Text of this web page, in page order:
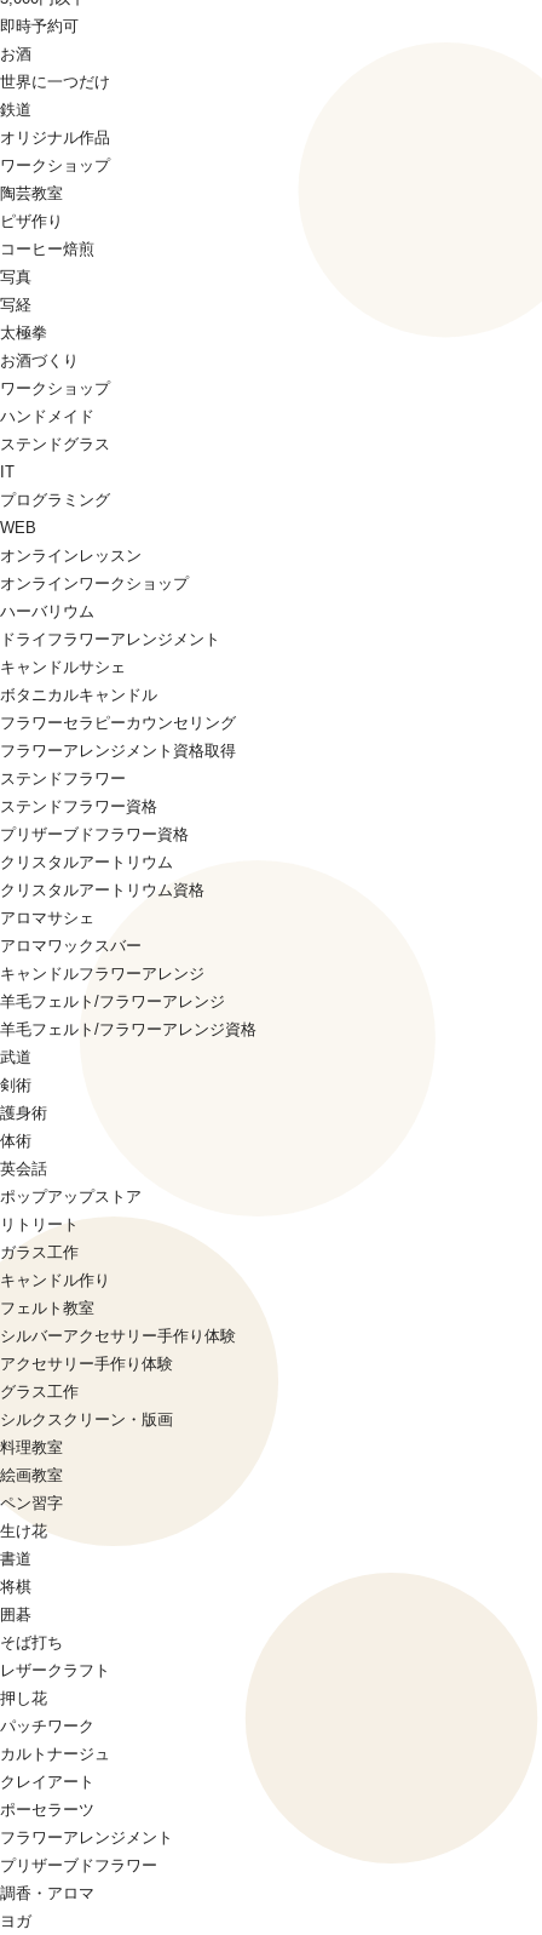
即時予約可
お酒
世界に一つだけ
鉄道
オリジナル作品
ワークショップ
陶芸教室
ピザ作り
コーヒー焙煎
写真
写経
太極拳
お酒づくり
ワークショップ
ハンドメイド
ステンドグラス
IT
プログラミング
WEB
オンラインレッスン
オンラインワークショップ
ハーバリウム
ドライフラワーアレンジメント
キャンドルサシェ
ボタニカルキャンドル
フラワーセラピーカウンセリング
フラワーアレンジメント資格取得
ステンドフラワー
ステンドフラワー資格
プリザーブドフラワー資格
クリスタルアートリウム
クリスタルアートリウム資格
アロマサシェ
アロマワックスバー
キャンドルフラワーアレンジ
羊毛フェルト/フラワーアレンジ
羊毛フェルト/フラワーアレンジ資格
武道
剣術
護身術
体術
英会話
ポップアップストア
リトリート
ガラス工作
キャンドル作り
フェルト教室
シルバーアクセサリー手作り体験
アクセサリー手作り体験
グラス工作
シルクスクリーン・版画
料理教室
絵画教室
ペン習字
生け花
書道
将棋
囲碁
そば打ち
レザークラフト
押し花
パッチワーク
カルトナージュ
クレイアート
ポーセラーツ
フラワーアレンジメント
プリザーブドフラワー
調香・アロマ
ヨガ